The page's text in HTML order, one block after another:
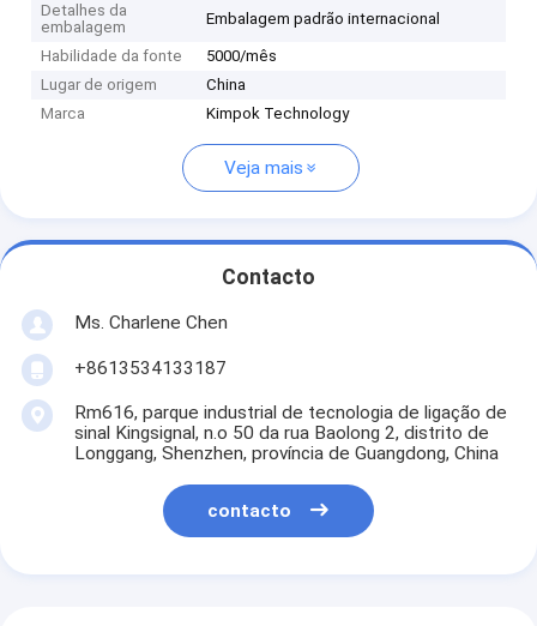
Detalhes da
embalagem
Embalagem padrão internacional
Habilidade da fonte
5000/mês
Lugar de origem
China
Marca
Kimpok Technology
Veja mais
Contacto
Ms. Charlene Chen
+8613534133187
Rm616, parque industrial de tecnologia de ligação de
sinal Kingsignal, n.o 50 da rua Baolong 2, distrito de
Longgang, Shenzhen, província de Guangdong, China
contacto